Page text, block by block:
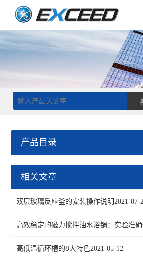
产品目录
电热套
相关文章
双层玻璃反应釜的安装操作说明2021-07-
高效稳定的磁力搅拌油水浴锅：实验准
高低温循环槽的8大特色2021-05-12